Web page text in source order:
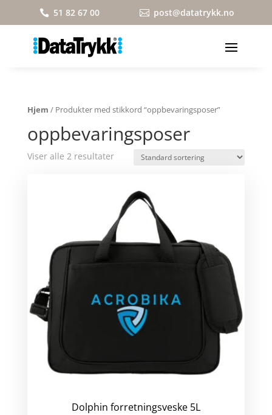
 51 82 67 00  post@datatrykk.no
Hjem / Produkter med stikkord “oppbevaringsposer”
oppbevaringsposer
Viser alle 2 resultater
Dolphin forretningsveske 5L